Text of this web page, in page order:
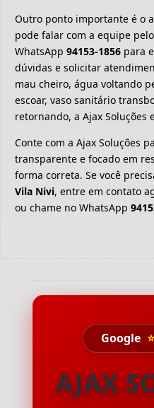
Outro ponto importante é o
pode falar com a equipe
WhatsApp 94153-1856 para
dúvidas e solicitar
mau cheiro, água voltando
escoar, vaso sanitário
retornando, a Ajax Soluções
Conte com a Ajax Soluções
transparente e focado em
forma correta. Se você
Vila Nivi, entre em contato
ou chame no WhatsApp
Google
AJAX